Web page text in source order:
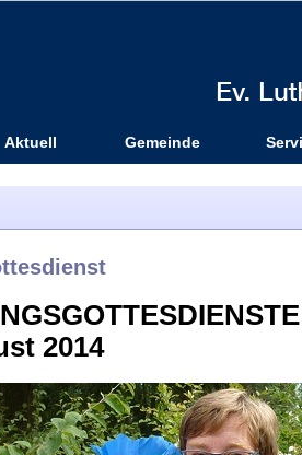
Aktuell Gemeinde
2014